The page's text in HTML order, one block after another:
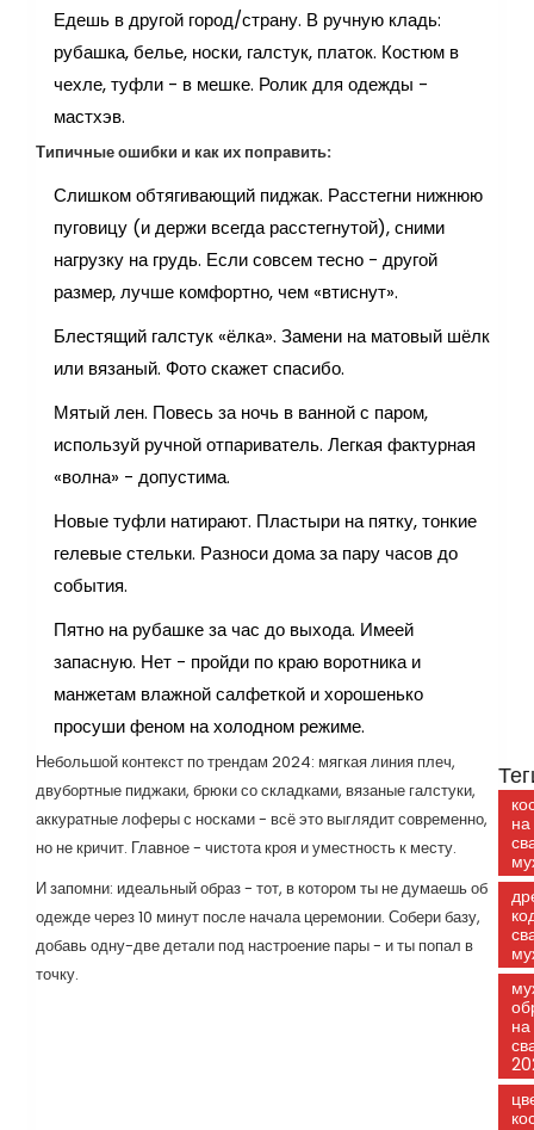
Едешь в другой город/страну. В ручную кладь:
рубашка, белье, носки, галстук, платок. Костюм в
чехле, туфли - в мешке. Ролик для одежды -
мастхэв.
Типичные ошибки и как их поправить:
Слишком обтягивающий пиджак. Расстегни нижнюю
пуговицу (и держи всегда расстегнутой), сними
нагрузку на грудь. Если совсем тесно - другой
размер, лучше комфортно, чем «втиснут».
Блестящий галстук «ёлка». Замени на матовый шёлк
или вязаный. Фото скажет спасибо.
Мятый лен. Повесь за ночь в ванной с паром,
используй ручной отпариватель. Легкая фактурная
«волна» - допустима.
Новые туфли натирают. Пластыри на пятку, тонкие
гелевые стельки. Разноси дома за пару часов до
события.
Пятно на рубашке за час до выхода. Имеей
запасную. Нет - пройди по краю воротника и
манжетам влажной салфеткой и хорошенько
просуши феном на холодном режиме.
Небольшой контекст по трендам 2024: мягкая линия плеч,
двубортные пиджаки, брюки со складками, вязаные галстуки,
аккуратные лоферы с носками - всё это выглядит современно,
но не кричит. Главное - чистота кроя и уместность к месту.
И запомни: идеальный образ - тот, в котором ты не думаешь об
одежде через 10 минут после начала церемонии. Собери базу,
добавь одну-две детали под настроение пары - и ты попал в
точку.
на
на